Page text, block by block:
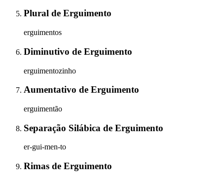
Plural de Erguimento
erguimentos
Diminutivo de Erguimento
erguimentozinho
Aumentativo de Erguimento
erguimentão
Separação Silábica de Erguimento
er-gui-men-to
Rimas de Erguimento